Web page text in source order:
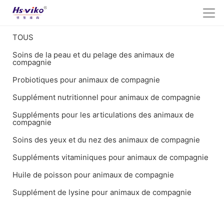
TOUS
Soins de la peau et du pelage des animaux de
compagnie
Probiotiques pour animaux de compagnie
Supplément nutritionnel pour animaux de compagnie
Suppléments pour les articulations des animaux de
compagnie
Soins des yeux et du nez des animaux de compagnie
Suppléments vitaminiques pour animaux de compagnie
Huile de poisson pour animaux de compagnie
Supplément de lysine pour animaux de compagnie